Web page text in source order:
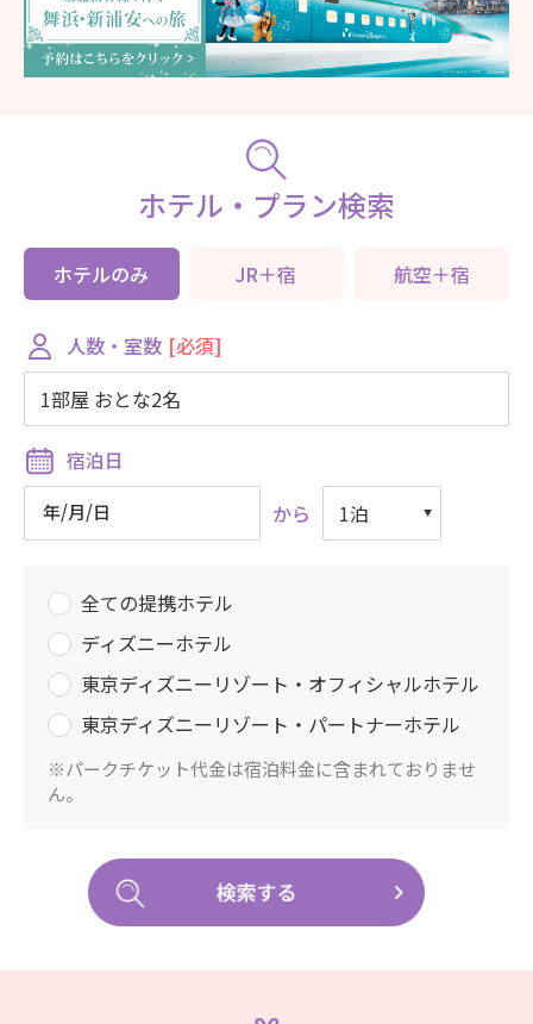
ホテル・プラン検索
ホテルのみ JR＋宿 航空＋宿
人数・室数 [必須]
宿泊日
年/月/日 から
全ての提携ホテル
ディズニーホテル
東京ディズニーリゾート・オフィシャルホテル
東京ディズニーリゾート・パートナーホテル
※パークチケット代金は宿泊料金に含まれておりませ
ん。